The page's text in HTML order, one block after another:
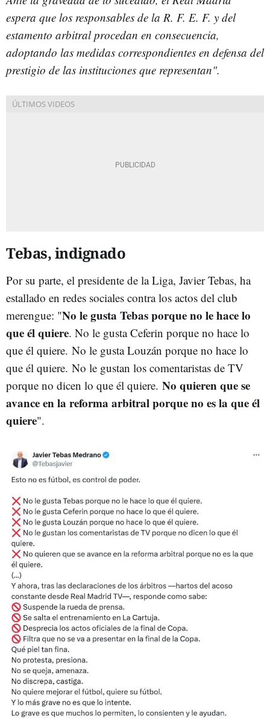
espera que los responsables de la R. F. E. F. y del
estamento arbitral procedan en consecuencia,
adoptando las medidas correspondientes en defensa del
prestigio de las instituciones que representan".
Tebas, indignado
Por su parte, el presidente de la Liga, Javier Tebas, ha
estallado en redes sociales contra los actos del club
merengue: "No le gusta Tebas porque no le hace lo
que él quiere. No le gusta Ceferin porque no hace lo
que él quiere. No le gusta Louzán porque no hace lo
que él quiere. No le gustan los comentaristas de TV
porque no dicen lo que él quiere. No quieren que se
avance en la reforma arbitral porque no es la que él
quiere".